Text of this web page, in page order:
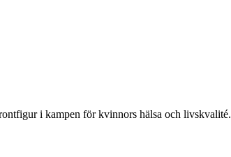
i kampen för kvinnors hälsa och livskvalité.